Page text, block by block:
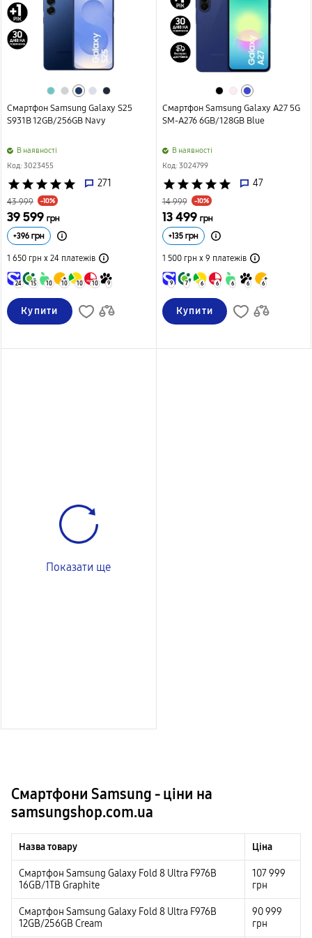
Смартфон Samsung Galaxy S25
S931B 12GB/256GB Navy
B наявності
Код: 3023455
star star star star star 271
43 999 -10%
39 599 грн
+396 грн
1 650 грн х 24 платежів
24 15 10 10 10 10 9
Купити
Смартфон Samsung Galaxy A27 5G
SM-A276 6GB/128GB Blue
B наявності
Код: 3024799
star star star star star 47
14 999 -10%
13 499 грн
+135грн
1 500 грн х 9 платежів
9 7 6 6 6 6 6
Купити
Показати ще
Смартфони Samsung - ціни на
samsungshop.com.ua
Назва товару Ціна
Смартфон Samsung Galaxy Fold 8 Ultra F976B
16GB/1TB Graphite
107 999
грн
Смартфон Samsung Galaxy Fold 8 Ultra F976B
12GB/256GB Cream
90 999
грн